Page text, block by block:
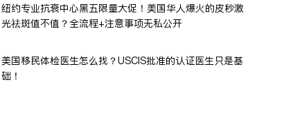
纽约专业抗衰中心黑五限量大促！美国华人爆火的皮秒激
光祛斑值不值？全流程+注意事项无私公开
美国移民体检医生怎么找？USCIS批准的认证医生只是基
础！